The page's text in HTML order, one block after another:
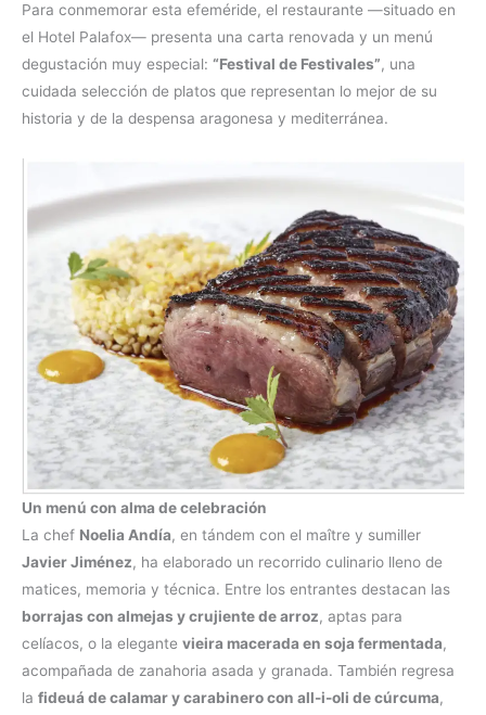
Para conmemorar esta efeméride, el restaurante —situado en
el Hotel Palafox— presenta una carta renovada y un menú
degustación muy especial: “Festival de Festivales”, una
cuidada selección de platos que representan lo mejor de su
historia y de la despensa aragonesa y mediterránea.
Un menú con alma de celebración
La chef Noelia Andía, en tándem con el maître y sumiller
Javier Jiménez, ha elaborado un recorrido culinario lleno de
matices, memoria y técnica. Entre los entrantes destacan las
borrajas con almejas y crujiente de arroz, aptas para
celíacos, o la elegante vieira macerada en soja fermentada,
acompañada de zanahoria asada y granada. También regresa
la fideuá de calamar y carabinero con all-i-oli de cúrcuma,